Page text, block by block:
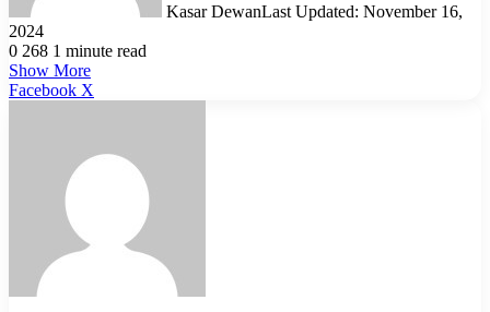
Kasar DewanLast Updated: November 16,
2024
0 268 1 minute read
Show More
Facebook X